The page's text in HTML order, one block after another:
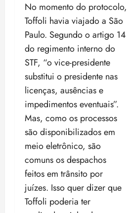
No momento do protocolo,
Toffoli havia viajado a São
Paulo. Segundo o artigo 14
do regimento interno do
STF, “o vice-presidente
substitui o presidente nas
licenças, ausências e
impedimentos eventuais”.
Mas, como os processos
são disponibilizados em
meio eletrônico, são
comuns os despachos
feitos em trânsito por
juízes. Isso quer dizer que
Toffoli poderia ter